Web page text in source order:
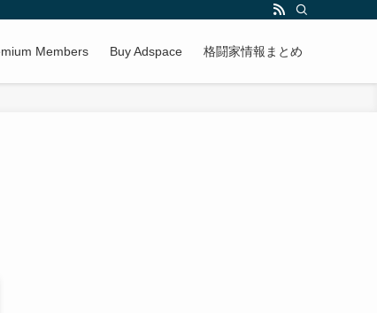
Members Buy Adspace 格闘家情報まとめ